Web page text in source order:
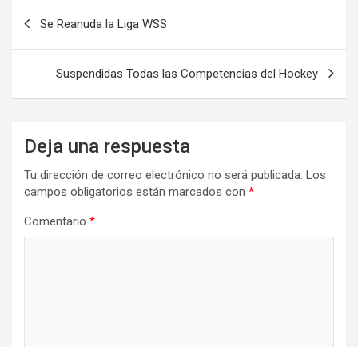
entradas
Se Reanuda la Liga WSS
Suspendidas Todas las Competencias del Hockey
Deja una respuesta
Tu dirección de correo electrónico no será publicada. Los
campos obligatorios están marcados con *
Comentario *